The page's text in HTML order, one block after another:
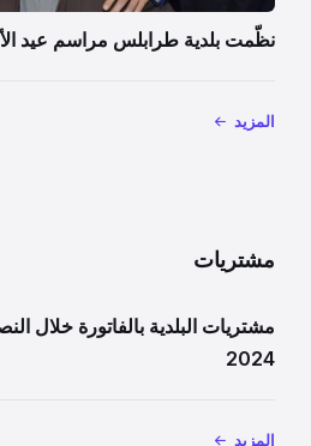
نظّمت بلدية طرابلس مراسم عيد
المزيد
مشتريات
مشتريات البلدية بالفاتورة خلال
2024
المزيد